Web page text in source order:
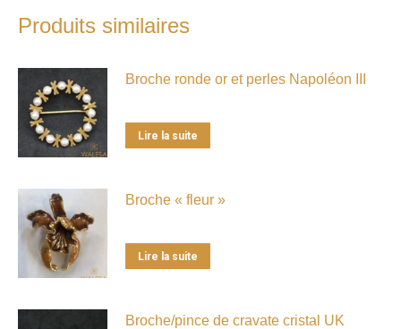
Produits similaires
Broche ronde or et perles Napoléon III
Lire la suite
Broche « fleur »
Lire la suite
Broche/pince de cravate cristal UK